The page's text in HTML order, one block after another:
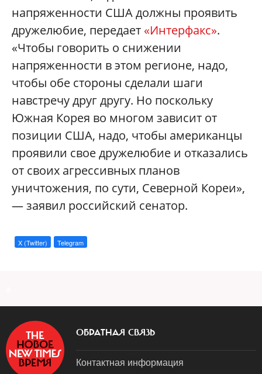
напряженности США должны проявить
дружелюбие, передает «Интерфакс».
«Чтобы говорить о снижении
напряженности в этом регионе, надо,
чтобы обе стороны сделали шаги
навстречу друг другу. Но поскольку
Южная Корея во многом зависит от
позиции США, надо, чтобы американцы
проявили свое дружелюбие и отказались
от своих агрессивных планов
уничтожения, по сути, Северной Кореи»,
— заявил российский сенатор.
X (Twitter) Telegram
ОБРАТНАЯ СВЯЗЬ
Контактная информация